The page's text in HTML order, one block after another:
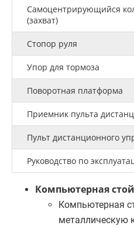
Самоцентрирующийся
(захват)
Стопор руля
Упор для тормоза
Поворотная платформа
Приемник пульта
Пульт дистанционного
Руководство по
Компьютерная
Компьютерная
металлическую